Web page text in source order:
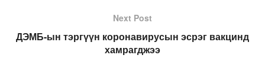
Next Post
ДЭМБ-ын тэргүүн коронавирусын эсрэг вакцинд
хамрагджээ